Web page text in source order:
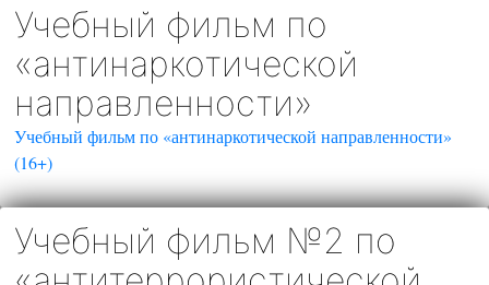
Учебный фильм по
«антинаркотической
направленности»
Учебный фильм по «антинаркотической направленности»
(16+)
Учебный фильм №2 по